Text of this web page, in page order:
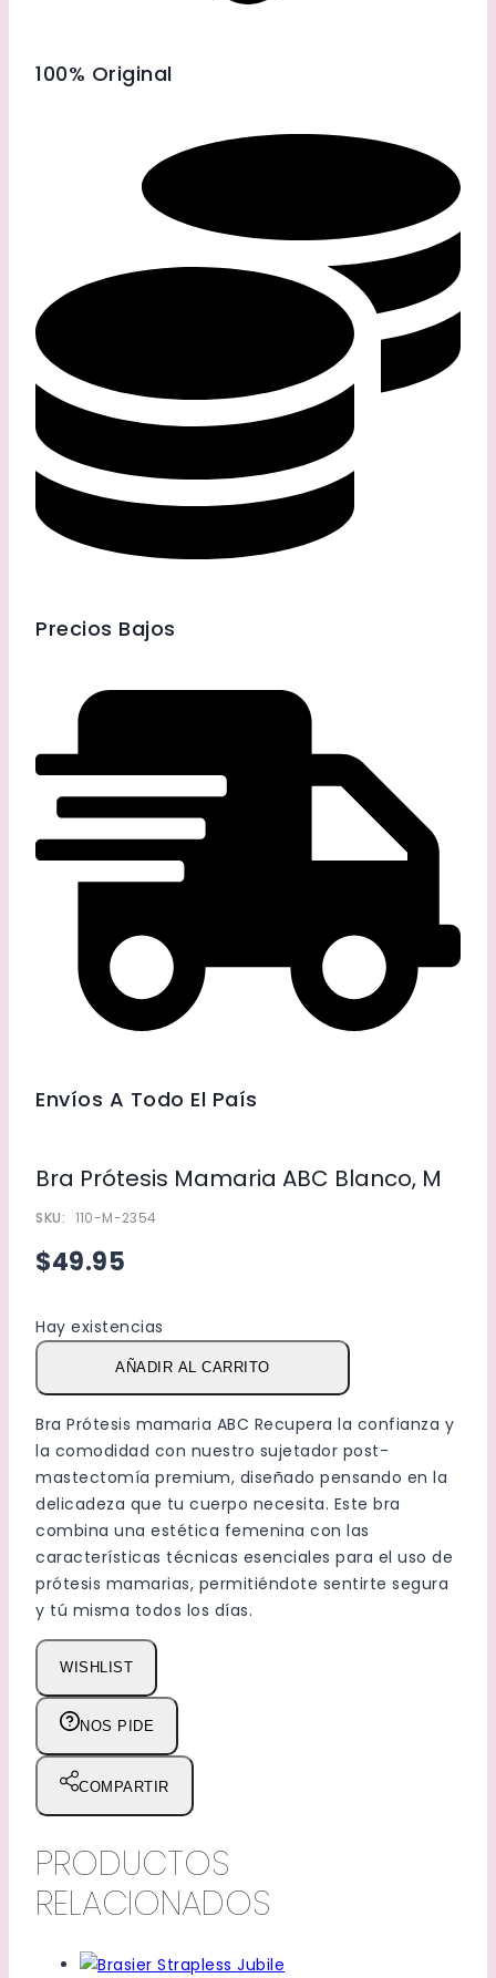
100% Original
Precios Bajos
Envíos A Todo El País
Bra Prótesis Mamaria ABC Blanco, M
SKU: 110-M-2354
$49.95
Hay existencias
Bra
ABC
Blanco,
M
cantidad
AÑADIR AL CARRITO
Bra Prótesis mamaria ABC Recupera la confianza y
la comodidad con nuestro sujetador post-
mastectomía premium, diseñado pensando en la
delicadeza que tu cuerpo necesita. Este bra
combina una estética femenina con las
características técnicas esenciales para el uso de
prótesis mamarias, permitiéndote sentirte segura
y tú misma todos los días.
WISHLIST
NOS PIDE
COMPARTIR
PRODUCTOS
RELACIONADOS